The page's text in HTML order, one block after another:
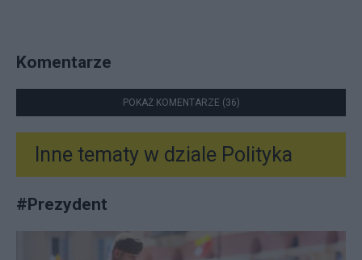
Komentarze
POKAŻ KOMENTARZE (36)
Inne tematy w dziale Polityka
#Prezydent